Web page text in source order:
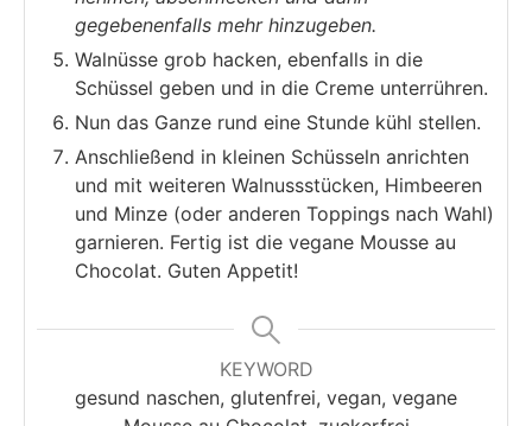
gegebenenfalls mehr hinzugeben.
Walnüsse grob hacken, ebenfalls in die
Schüssel geben und in die Creme unterrühren.
Nun das Ganze rund eine Stunde kühl stellen.
Anschließend in kleinen Schüsseln anrichten
und mit weiteren Walnussstücken, Himbeeren
und Minze (oder anderen Toppings nach Wahl)
garnieren. Fertig ist die vegane Mousse au
Chocolat. Guten Appetit!
KEYWORD
gesund naschen, glutenfrei, vegan, vegane